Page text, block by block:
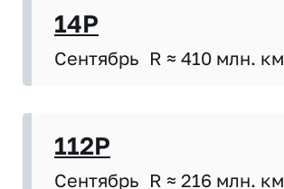
14P
Сентябрь R ≈ 410 млн. км
112P
Сентябрь R ≈ 216 млн. км